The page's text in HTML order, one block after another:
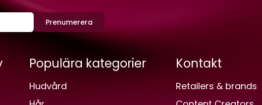
Prenumerera
Populära kategorier
Hudvård
Kontakt
Retailers & brands